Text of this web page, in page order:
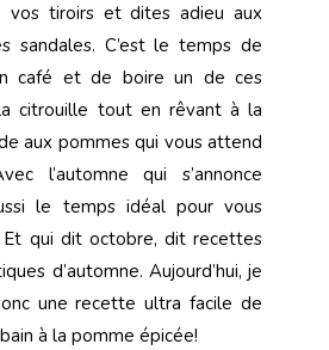
vos tiroirs et dites adieu aux
sandales. C’est le temps de
café et de boire un de ces
citrouille tout en rêvant à la
aux pommes qui vous attend
l’automne qui s’annonce
le temps idéal pour vous
qui dit octobre, dit recettes
d’automne. Aujourd’hui, je
une recette ultra facile de
à la pomme épicée!